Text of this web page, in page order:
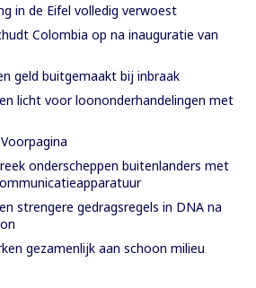
in de Eifel volledig verwoest
Colombia op na inauguratie van
geld buitgemaakt bij inbraak
licht voor loononderhandelingen met
onderscheppen buitenlanders met
strengere gedragsregels in DNA na
gezamenlijk aan schoon milieu